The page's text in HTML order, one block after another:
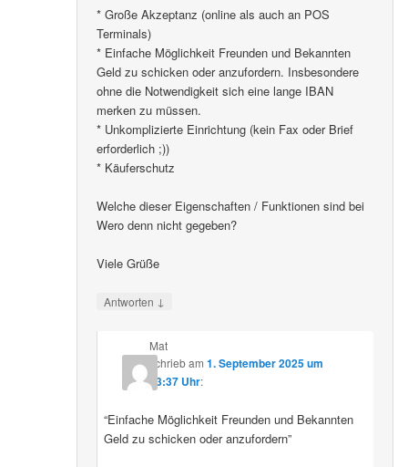
* Große Akzeptanz (online als auch an POS
Terminals)
* Einfache Möglichkeit Freunden und Bekannten
Geld zu schicken oder anzufordern. Insbesondere
ohne die Notwendigkeit sich eine lange IBAN
merken zu müssen.
* Unkomplizierte Einrichtung (kein Fax oder Brief
erforderlich ;))
* Käuferschutz
Welche dieser Eigenschaften / Funktionen sind bei
Wero denn nicht gegeben?
Viele Grüße
Antworten ↓
Mat
schriebam 1. September 2025 um
23:37 Uhr:
“Einfache Möglichkeit Freunden und Bekannten
Geld zu schicken oder anzufordern”